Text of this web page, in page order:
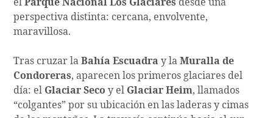
elParque Nacional Los Glaciares desde una
perspectiva distinta: cercana, envolvente,
maravillosa.
Tras cruzar laBahía Escuadra y laMuralla de
Condoreras, aparecen los primeros glaciares del
día: el Glaciar Seco y el Glaciar Heim, llamados
“colgantes” por su ubicación en las laderas y cimas